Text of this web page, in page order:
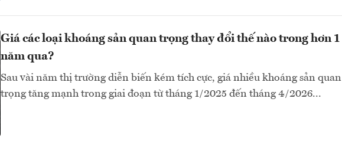
Giá các loại khoáng sản quan trọng thay đổi thế nào trong hơn 1
năm qua?
Sau vài năm thị trường diễn biến kém tích cực, giá nhiều khoáng sản quan
trọng tăng mạnh trong giai đoạn từ tháng 1/2025 đến tháng 4/2026...